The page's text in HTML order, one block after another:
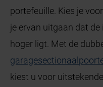
portefeuille. Kies je
je ervan uitgaan dat
hoger ligt. Met de
kiest u voor